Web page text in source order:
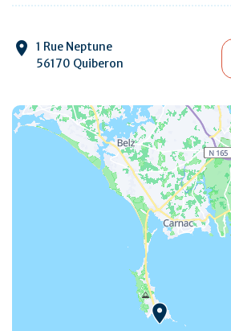
1 Rue Neptune
56170 Quiberon